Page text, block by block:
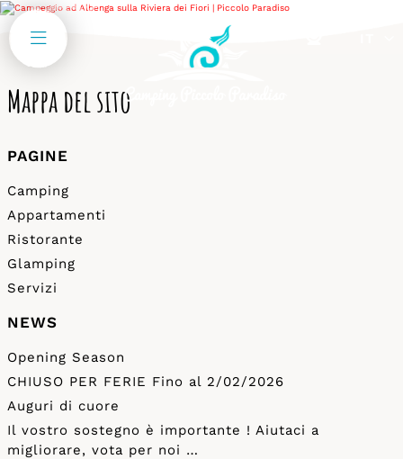
Mappa del sito
PAGINE
Camping
Appartamenti
Ristorante
Glamping
Servizi
NEWS
Opening Season
CHIUSO PER FERIE Fino al 2/02/2026
Auguri di cuore
Il vostro sostegno è importante ! Aiutaci a
migliorare, vota per noi …